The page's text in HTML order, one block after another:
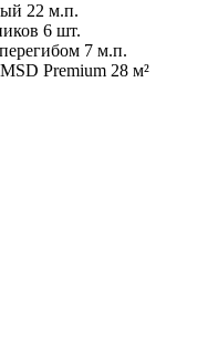
22 м.п.
6 шт.
7 м.п.
Premium 28 м²